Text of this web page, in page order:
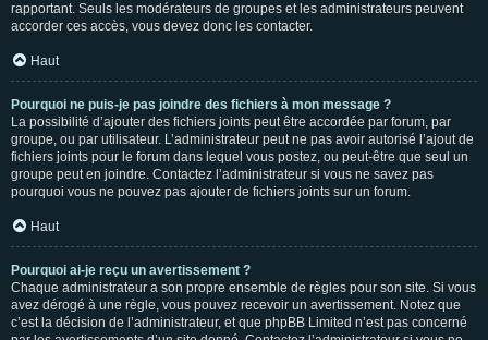
rapportant. Seuls les modérateurs de groupes et les administrateurs peuvent
accorder ces accès, vous devez donc les contacter.
Haut
Pourquoi ne puis-je pas joindre des fichiers à mon message ?
La possibilité d’ajouter des fichiers joints peut être accordée par forum, par
groupe, ou par utilisateur. L’administrateur peut ne pas avoir autorisé l’ajout de
fichiers joints pour le forum dans lequel vous postez, ou peut-être que seul un
groupe peut en joindre. Contactez l’administrateur si vous ne savez pas
pourquoi vous ne pouvez pas ajouter de fichiers joints sur un forum.
Haut
Pourquoi ai-je reçu un avertissement ?
Chaque administrateur a son propre ensemble de règles pour son site. Si vous
avez dérogé à une règle, vous pouvez recevoir un avertissement. Notez que
c’est la décision de l’administrateur, et que phpBB Limited n’est pas concerné